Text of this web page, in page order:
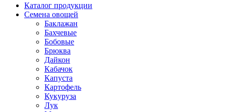
Каталог продукции
Семена овощей
Баклажан
Бахчевые
Бобовые
Брюква
Дайкон
Кабачок
Капуста
Картофель
Кукуруза
Лук